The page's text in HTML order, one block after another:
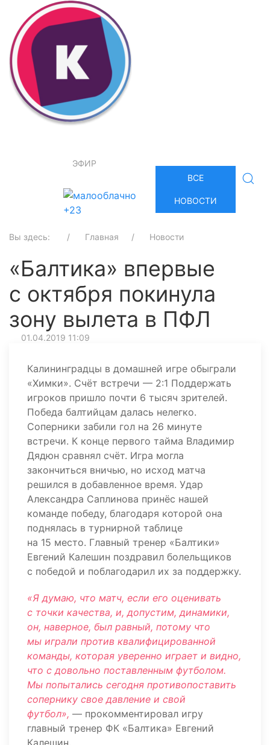
ЭФИР
+23
ВСЕ
НОВОСТИ
Вы здесь: Главная Новости
«Балтика» впервые
с октября покинула
зону вылета в ПФЛ
01.04.2019 11:09
Калининградцы в домашней игре обыграли
«Химки». Счёт встречи — 2:1 Поддержать
игроков пришло почти 6 тысяч зрителей.
Победа балтийцам далась нелегко.
Соперники забили гол на 26 минуте
встречи. К конце первого тайма Владимир
Дядюн сравнял счёт. Игра могла
закончиться вничью, но исход матча
решился в добавленное время. Удар
Александра Саплинова принёс нашей
команде победу, благодаря которой она
поднялась в турнирной таблице
на 15 место. Главный тренер «Балтики»
Евгений Калешин поздравил болельщиков
с победой и поблагодарил их за поддержку.
«Я думаю, что матч, если его оценивать
с точки качества, и, допустим, динамики,
он, наверное, был равный, потому что
мы играли против квалифицированной
команды, которая уверенно играет и видно,
что с довольно поставленным футболом.
Мы попытались сегодня противопоставить
сопернику свое давление и свой
футбол», — прокомментировал игру
главный тренер ФК «Балтика» Евгений
Калешин.